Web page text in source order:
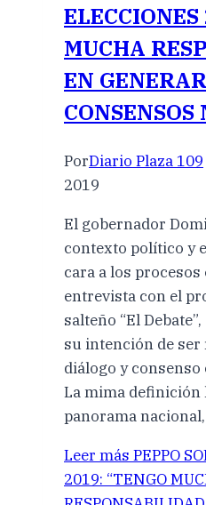
MUCHA
EN
CONSENSOS
PorDiario Plaza 109
2019
El gobernador
contexto político y
cara a los
entrevista con el
salteño “El
su intención de
diálogo y
La mima definición
panorama
Leer más PEPPO
2019: “TENGO